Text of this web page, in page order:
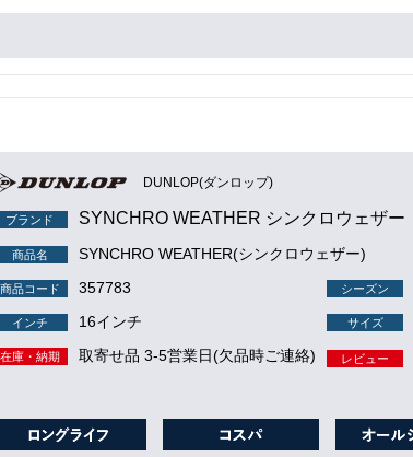
DUNLOP(ダンロップ)
ブランド SYNCHRO WEATHER シンクロウェザー
商品名 SYNCHRO WEATHER(シンクロウェザー)
商品コード 357783 シーズン
インチ 16インチ サイズ
在庫・納期 取寄せ品 3-5営業日(欠品時ご連絡) レビュー